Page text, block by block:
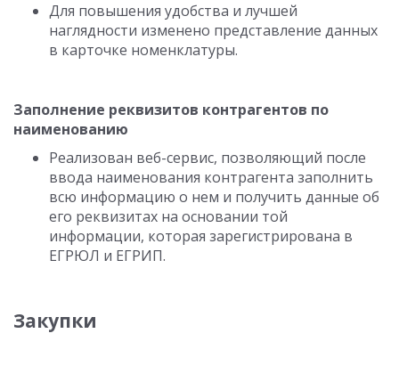
Для повышения удобства и лучшей
наглядности изменено представление данных
в карточке номенклатуры.
Заполнение реквизитов контрагентов по
наименованию
Реализован веб-сервис, позволяющий после
ввода наименования контрагента заполнить
всю информацию о нем и получить данные об
его реквизитах на основании той
информации, которая зарегистрирована в
ЕГРЮЛ и ЕГРИП.
Закупки